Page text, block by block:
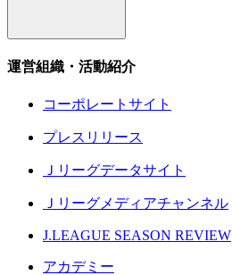
運営組織・活動紹介
コーポレートサイト
プレスリリース
Ｊリーグデータサイト
Ｊリーグメディアチャンネル
J.LEAGUE SEASON REVIEW
アカデミー